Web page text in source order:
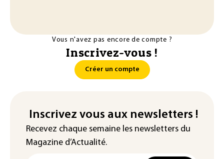
Vous n'avez pas encore de compte ?
Inscrivez-vous !
Créer un compte
Inscrivez vous aux newsletters !
Recevez chaque semaine les newsletters du
Magazine d’Actualité.